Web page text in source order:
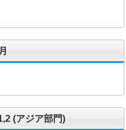
(アジア部門)